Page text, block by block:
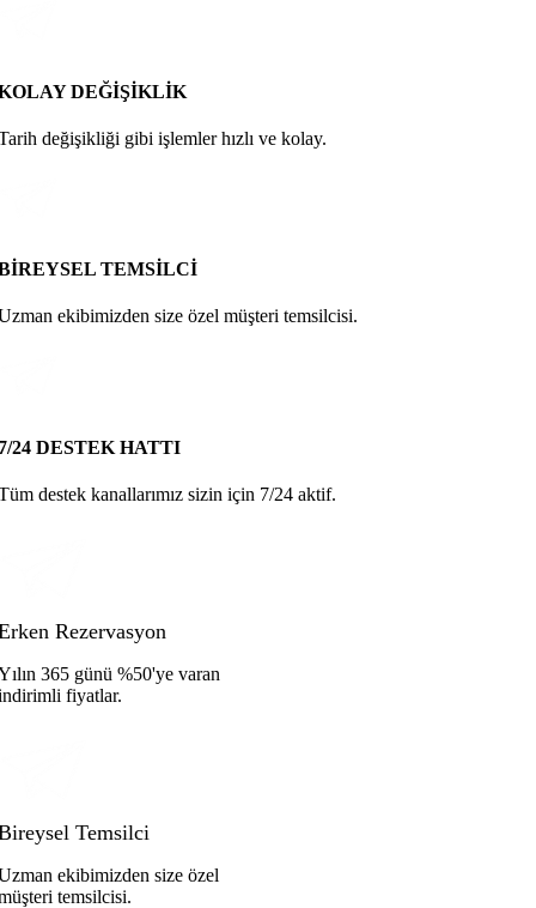
DEĞİŞİKLİK
değişikliği gibi işlemler hızlı ve kolay.
TEMSİLCİ
ekibimizden size özel müşteri temsilcisi.
24 DESTEK HATTI
destek kanallarımız sizin için 7/24 aktif.
Rezervasyon
365 günü %50'ye varan
fiyatlar.
Temsilci
ekibimizden size özel
temsilcisi.